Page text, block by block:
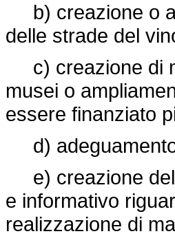
b) creazione o
delle strade del
c) creazione di
musei o
essere finanziato
d) adeguamento
e) creazione del
e informativo
realizzazione di